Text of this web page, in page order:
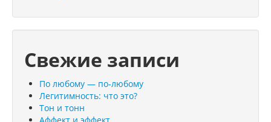
Свежие записи
По любому — по-любому
Легитимность: что это?
Тон и тонн